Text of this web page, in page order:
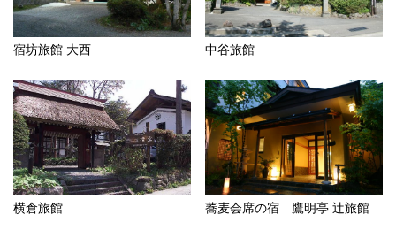
宿坊旅館 大西 中谷旅館
横倉旅館 蕎麦会席の宿 鷹明亭 辻旅館